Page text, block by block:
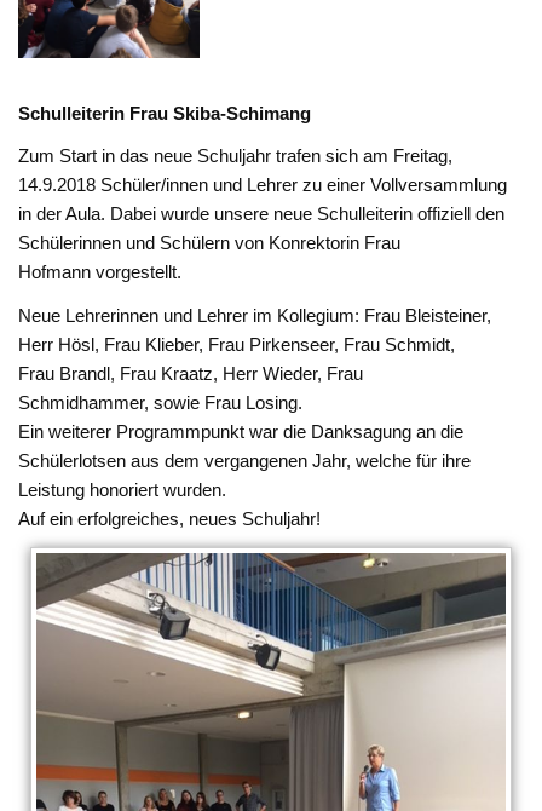
Schulleiterin Frau Skiba-Schimang
Zum Start in das neue Schuljahr trafen sich am Freitag,
14.9.2018 Schüler/innen und Lehrer zu einer Vollversammlung
in der Aula. Dabei wurde unsere neue Schulleiterin offiziell den
Schülerinnen und Schülern von Konrektorin Frau
Hofmann vorgestellt.
Neue Lehrerinnen und Lehrer im Kollegium: Frau Bleisteiner,
Herr Hösl, Frau Klieber, Frau Pirkenseer, Frau Schmidt,
Frau Brandl, Frau Kraatz, Herr Wieder, Frau
Schmidhammer, sowie Frau Losing.
Ein weiterer Programmpunkt war die Danksagung an die
Schülerlotsen aus dem vergangenen Jahr, welche für ihre
Leistung honoriert wurden.
Auf ein erfolgreiches, neues Schuljahr!